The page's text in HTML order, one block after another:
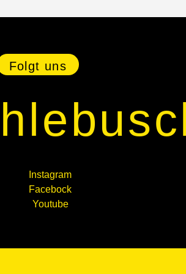
Folgt uns
Instagram
Facebock
Youtube